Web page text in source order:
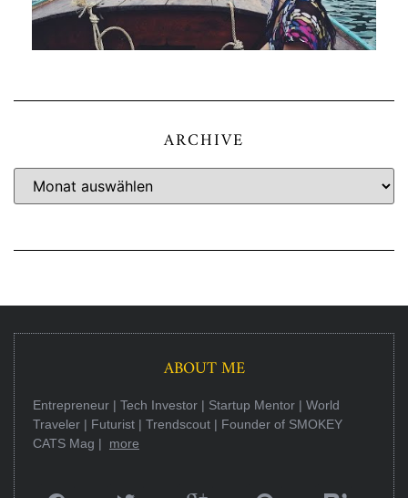
ARCHIVE
ABOUT ME
Entrepreneur | Tech Investor | Startup Mentor | World
Traveler | Futurist | Trendscout | Founder of SMOKEY
CATS Mag | more